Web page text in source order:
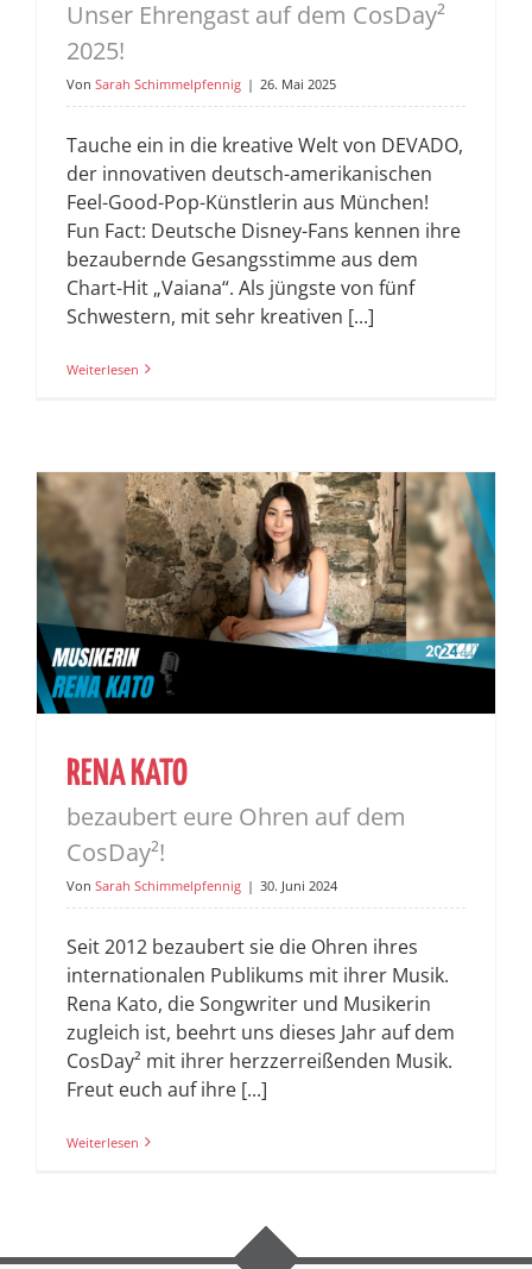
Unser Ehrengast auf dem CosDay²
2025!
Von Sarah Schimmelpfennig | 26. Mai 2025
Tauche ein in die kreative Welt von DEVADO,
der innovativen deutsch-amerikanischen
Feel-Good-Pop-Künstlerin aus München!
Fun Fact: Deutsche Disney-Fans kennen ihre
bezaubernde Gesangsstimme aus dem
Chart-Hit „Vaiana“. Als jüngste von fünf
Schwestern, mit sehr kreativen [...]
Weiterlesen
RENA KATO
bezaubert eure Ohren auf dem
CosDay²!
Von Sarah Schimmelpfennig | 30. Juni 2024
Seit 2012 bezaubert sie die Ohren ihres
internationalen Publikums mit ihrer Musik.
Rena Kato, die Songwriter und Musikerin
zugleich ist, beehrt uns dieses Jahr auf dem
CosDay² mit ihrer herzzerreißenden Musik.
Freut euch auf ihre [...]
Weiterlesen